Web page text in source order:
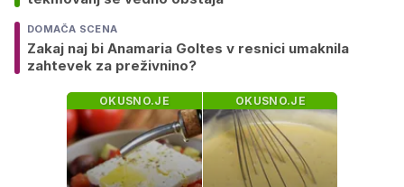
DOMAČA SCENA
Zakaj naj bi Anamaria Goltes v resnici umaknila
zahtevek za preživnino?
OKUSNO.JE OKUSNO.JE